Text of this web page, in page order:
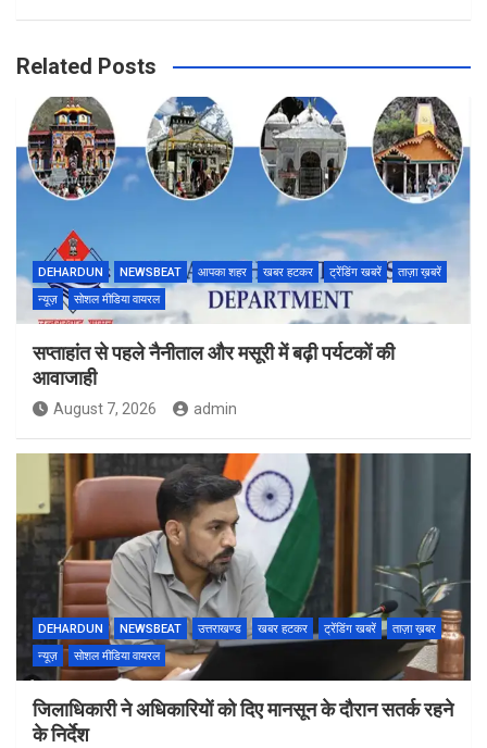
Related Posts
DEHARDUN NEWSBEAT आपका शहर खबर हटकर ट्रेंडिंग खबरें
ताज़ा ख़बरें
न्यूज़
सोशल मीडिया वायरल
सप्ताहांत से पहले नैनीताल और मसूरी में बढ़ी पर्यटकों की
आवाजाही
August 7, 2026 admin
DEHARDUN NEWSBEAT उत्तराखण्ड खबर हटकर ट्रेंडिंग खबरें
ताज़ा ख़बर
न्यूज़
सोशल मीडिया वायरल
जिलाधिकारी ने अधिकारियों को दिए मानसून के दौरान सतर्क रहने
के निर्देश